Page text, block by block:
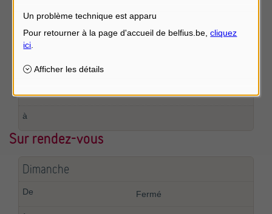
Samedi
Sur rendez-vous
Dimanche
Fermé
Un problème technique est apparu